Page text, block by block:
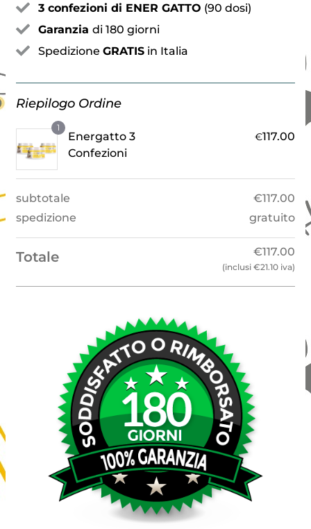
3 confezioni di ENER GATTO (90 dosi)
Garanzia di 180 giorni
Spedizione GRATIS in Italia
Riepilogo Ordine
1
Energatto 3
Confezioni
€117.00
subtotale €117.00
spedizione
gratuito
Totale €117.00
(inclusi €21.10 iva)